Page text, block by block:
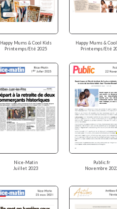
Happy Mums & Cool Kids
Printemps/Eté 2025
Happy Mums &
Printemps/Eté
Nice-Matin
Juillet 2023
Public.fr
Novembre